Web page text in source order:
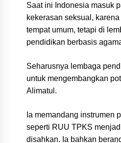
Saat ini Indonesia masuk
kekerasan seksual,
tempat umum, tetapi di
pendidikan berbasis
Seharusnya lembaga
untuk mengembangkan
Alimatul.
Ia memandang instrumen
seperti RUU TPKS
disahkan. Ia bahkan